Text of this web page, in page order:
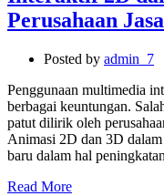
Perusahaan
Posted by admin_7
Penggunaan multimedia
berbagai keuntungan.
patut dilirik oleh
Animasi 2D dan 3D
baru dalam hal
Read More